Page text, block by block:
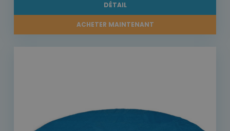
DÉTAIL
ACHETER MAINTENANT